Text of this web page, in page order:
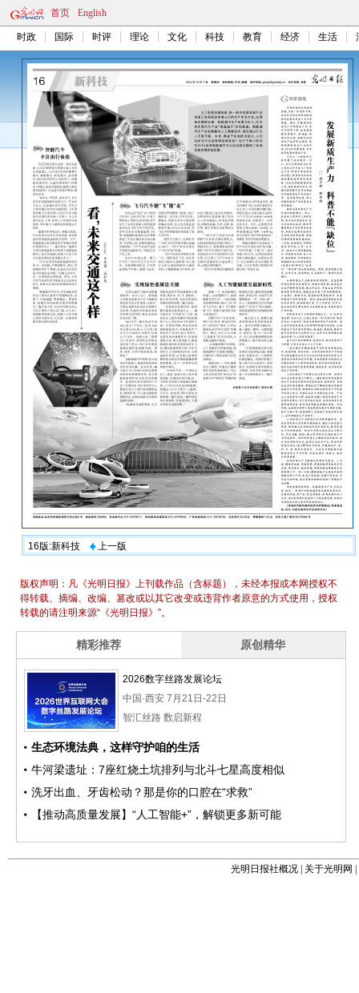
首页 English
时政 国际 时评 理论 文化 科技 教育 经济 生活
16版:新科技 上一版
光明日报社概况 关于光明网